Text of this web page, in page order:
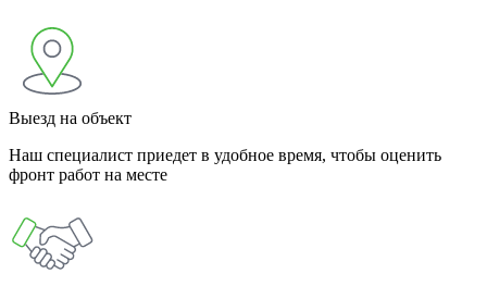
Выезд на объект
Наш специалист приедет в удобное время, чтобы оценить
фронт работ на месте